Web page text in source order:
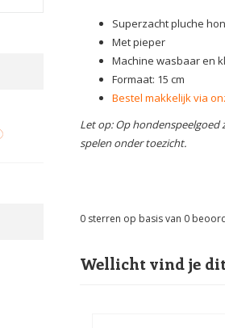
Superzacht pluche
Met pieper
Machine wasbaar en
Formaat: 15 cm
Bestel makkelijk via
Let op: Op
spelen onder toezicht.
0 sterren op basis van 0
Wellicht vind je